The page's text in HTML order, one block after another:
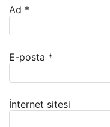
Ad *
E-posta *
İnternet sitesi